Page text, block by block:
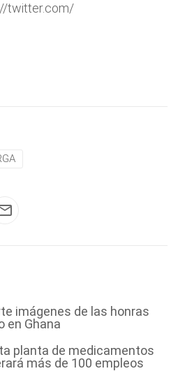
twitter.com/
imágenes de las honras
en Ghana
planta de medicamentos
más de 100 empleos